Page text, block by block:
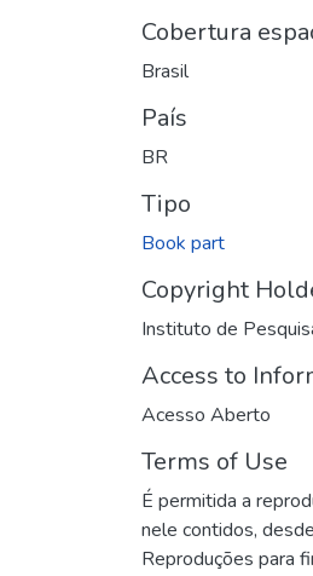
Cobertura
Brasil
País
BR
Tipo
Book part
Copyright
Instituto de
Access to
Acesso Aberto
Terms of Use
É permitida a
nele contidos,
Reproduções para